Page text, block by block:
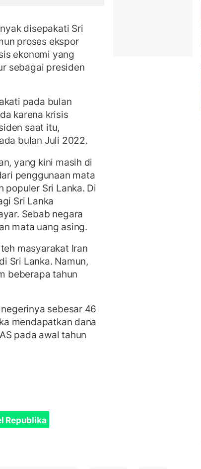
disepakati Sri
proses ekspor
ekonomi yang
sebagai presiden
pada bulan
karena krisis
saat itu,
bulan Juli 2022.
yang kini masih di
penggunaan mata
populer Sri Lanka. Di
Sri Lanka
Sebab negara
mata uang asing.
masyarakat Iran
Sri Lanka. Namun,
beberapa tahun
sebesar 46
mendapatkan dana
pada awal tahun
Republika